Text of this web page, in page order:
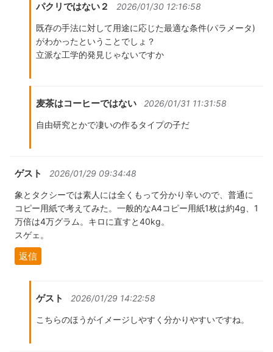
パクリではない２ 2026/01/30 12:16:58
既存の手法に対して用途に応じた最適な条件(パラメータ)
がわかったということでしょ？
立派な工学的発見じゃないですか
麦茶はコーヒーではない 2026/01/31 11:31:58
自由研究とかで凄いの作るタイプの子だ
ゲスト 2026/01/29 09:34:48
象とタクシーでは素人には全くもって分かり辛いので、普通に
コピー用紙で考えてみた。一般的なA4コピー用紙1枚は約4g、1
万倍は4万グラム。キロに直すと40kg。
スゲェ。
返信
ゲスト 2026/01/29 14:22:58
こちらのほうがイメージしやすく分かりやすいですね。